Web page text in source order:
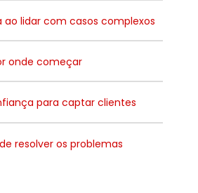
ao lidar com casos complexos
onde começar
para captar clientes
resolver os problemas